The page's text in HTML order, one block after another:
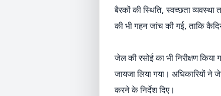
बैरकों की स्थिति, स्वच्छता
की भी गहन जांच की गई, ताकि
जेल की रसोई का भी निरीक्षण
जायजा लिया गया। अधिकारियों
करने के निर्देश दिए।